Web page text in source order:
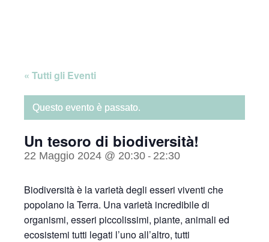
« Tutti gli Eventi
Questo evento è passato.
Un tesoro di biodiversità!
22 Maggio 2024 @ 20:30 - 22:30
Biodiversità è la varietà degli esseri viventi che
popolano la Terra. Una varietà incredibile di
organismi, esseri piccolissimi, piante, animali ed
ecosistemi tutti legati l’uno all’altro, tutti